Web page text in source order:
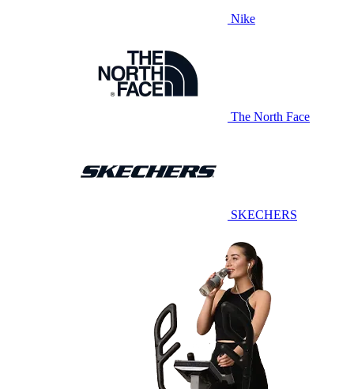
Nike
The North Face
SKECHERS